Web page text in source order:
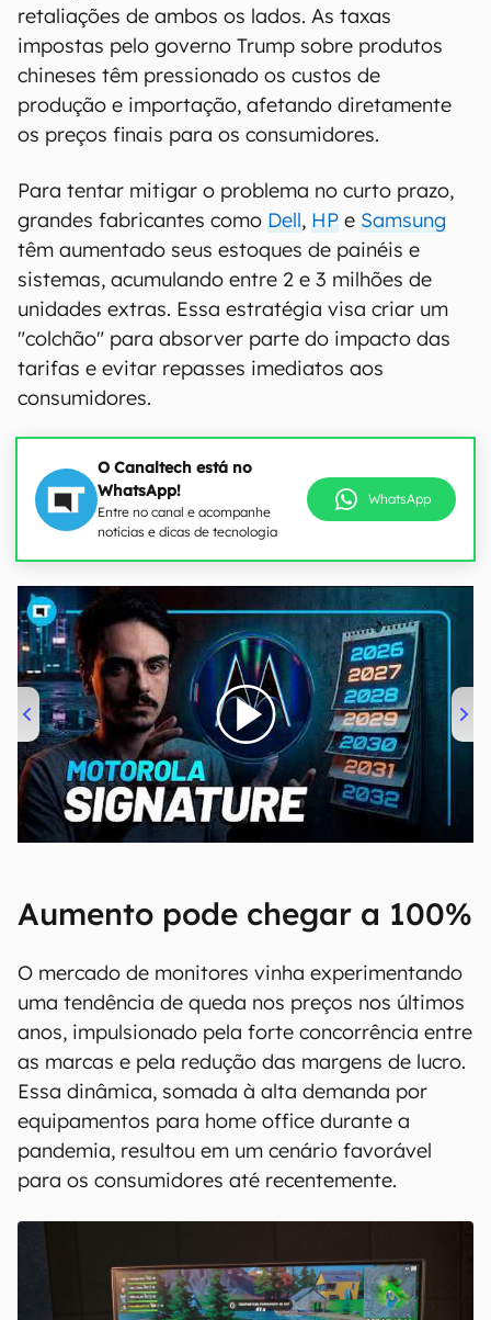
retaliações de ambos os lados. As taxas
impostas pelo governo Trump sobre produtos
chineses têm pressionado os custos de
produção e importação, afetando diretamente
os preços finais para os consumidores.
Para tentar mitigar o problema no curto prazo,
grandes fabricantes como Dell, HP e Samsung
têm aumentado seus estoques de painéis e
sistemas, acumulando entre 2 e 3 milhões de
unidades extras. Essa estratégia visa criar um
"colchão" para absorver parte do impacto das
tarifas e evitar repasses imediatos aos
consumidores.
O Canaltech está no
WhatsApp!
Entre no canal e acompanhe
notícias e dicas de tecnologia
WhatsApp
00:00/20:46
Aumento pode chegar a 100%
O mercado de monitores vinha experimentando
uma tendência de queda nos preços nos últimos
anos, impulsionado pela forte concorrência entre
as marcas e pela redução das margens de lucro.
Essa dinâmica, somada à alta demanda por
equipamentos para home office durante a
pandemia, resultou em um cenário favorável
para os consumidores até recentemente.